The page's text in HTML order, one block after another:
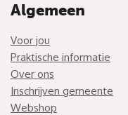
Algemeen
Voor jou
Praktische informatie
Over ons
Inschrijven gemeente
Webshop